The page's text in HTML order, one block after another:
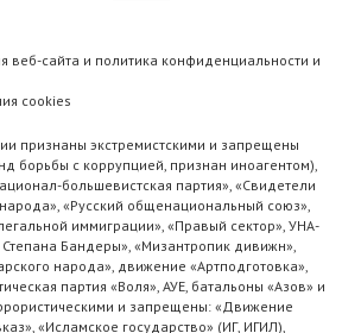
веб-сайта и политика конфиденциальности и
cookies
признаны экстремистскими и запрещены
борьбы с коррупцией, признан иноагентом),
большевистская партия», «Свидетели
«Русский общенациональный союз»,
иммиграции», «Правый сектор», УНА-
Бандеры», «Мизантропик дивижн»,
народа», движение «Артподготовка»,
партия «Воля», АУЕ, батальоны «Азов» и
и запрещены: «Движение
«Исламское государство» (ИГ, ИГИЛ),